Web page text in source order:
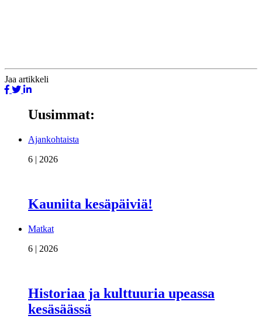
Jaa artikkeli
Uusimmat:
Ajankohtaista
6 | 2026
Kauniita kesäpäiviä!
Matkat
6 | 2026
Historiaa ja kulttuuria upeassa
kesäsäässä